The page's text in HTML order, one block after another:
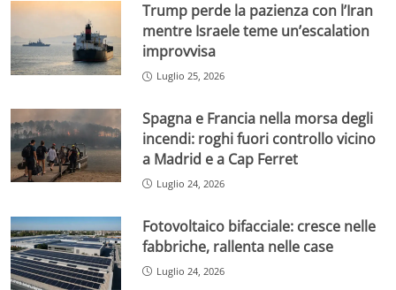
Trump perde la pazienza con l’Iran
mentre Israele teme un’escalation
improvvisa
Luglio 25, 2026
Spagna e Francia nella morsa degli
incendi: roghi fuori controllo vicino
a Madrid e a Cap Ferret
Luglio 24, 2026
Fotovoltaico bifacciale: cresce nelle
fabbriche, rallenta nelle case
Luglio 24, 2026